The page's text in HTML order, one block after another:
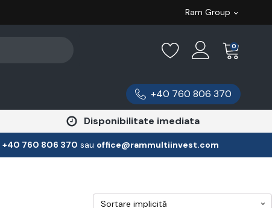
Ram Group
0
+40 760 806 370
Disponibilitate imediata
‪+40 760 806 370 ‬ sau office@rammultiinvest.com